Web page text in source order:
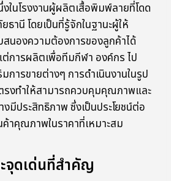
งในโรงงานผู้ผลิตเสื้อพิมพ์ลายที่โดด
ธานี โดยเป็นที่รู้จักในฐานะผู้ให้
นองความต้องการของลูกค้าได้
การผลิตเพื่อทีมกีฬา องค์กร ไป
การขายต่างๆ การดำเนินงานในรูป
รงทำให้สามารถควบคุมคุณภาพและ
มีประสิทธิภาพ ซึ่งเป็นประโยชน์ต่อ
าคุณภาพในราคาที่เหมาะสม
จุดเด่นที่สำคัญ